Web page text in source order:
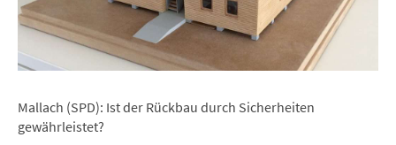
Mallach (SPD): Ist der Rückbau durch Sicherheiten
gewährleistet?